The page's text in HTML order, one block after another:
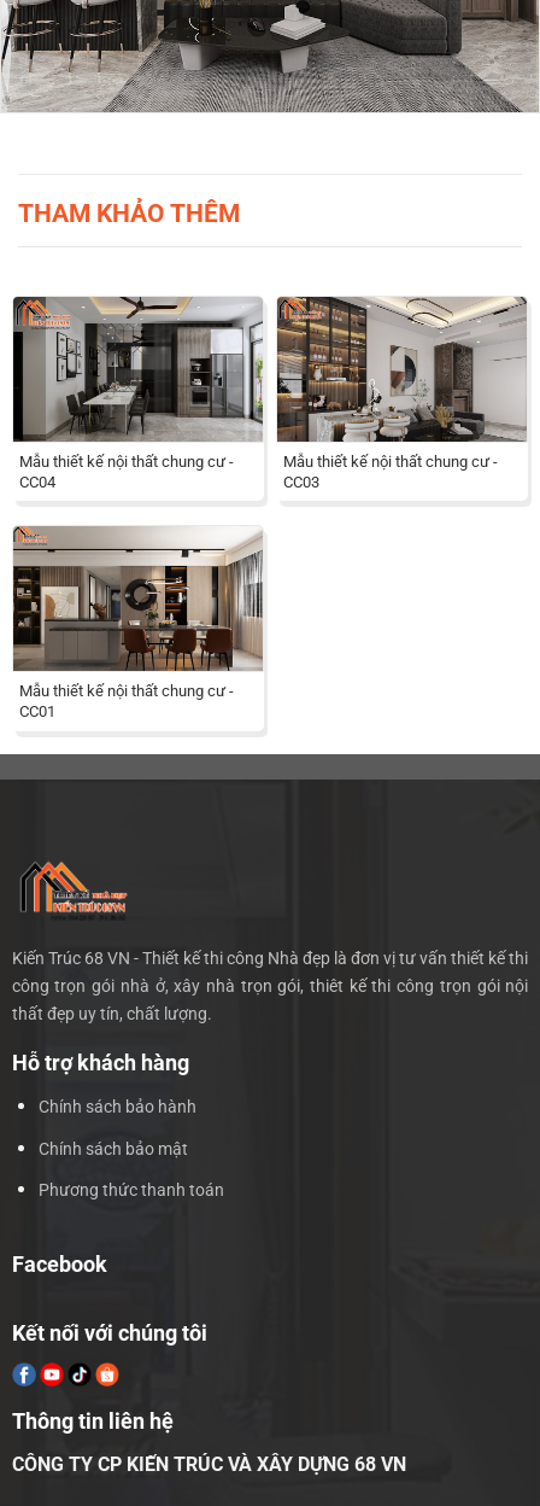
THAM KHẢO THÊM
Mẫu thiết kế nội thất chung cư -
CC04
Mẫu thiết kế nội thất chung cư -
CC03
Mẫu thiết kế nội thất chung cư -
CC01
Kiến Trúc 68 VN - Thiết kế thi công Nhà đẹp là đơn vị tư vấn thiết kế thi
công trọn gói nhà ở, xây nhà trọn gói, thiêt kế thi công trọn gói nội
thất đẹp uy tín, chất lượng.
Hỗ trợ khách hàng
Chính sách bảo hành
Chính sách bảo mật
Phương thức thanh toán
Facebook
Kết nối với chúng tôi
Thông tin liên hệ
CÔNG TY CP KIẾN TRÚC VÀ XÂY DỰNG 68 VN